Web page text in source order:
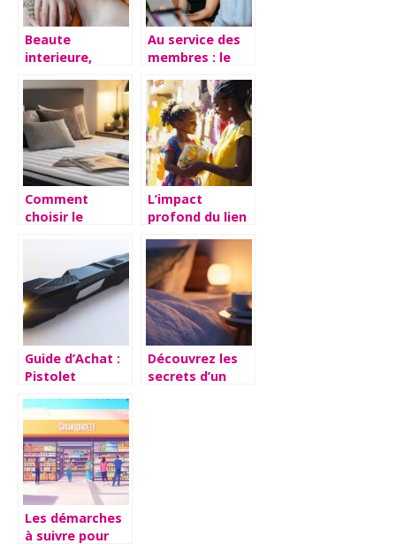
Beaute
interieure,
exterieure :
Trouver un
equilibre
harmonieux
Au service des
membres : le
des banques
mutualistes
Comment
choisir le
matelas 140×190
pour un
sommeil
réparateur
L’impact
profond du lien
sur le
développement
personnel
Guide d’Achat :
Pistolet
Lampe –
Caracteristiques
et Avis Clients
Découvrez les
secrets d’un
Les démarches
à suivre pour